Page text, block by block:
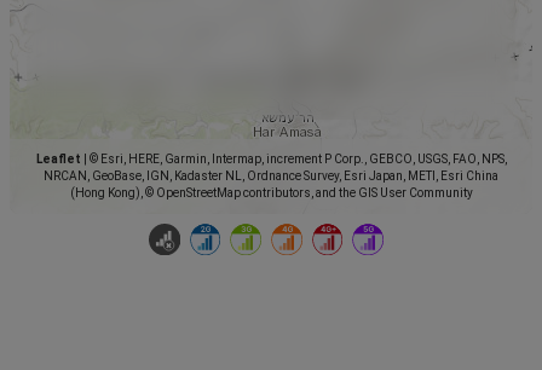
Leaflet
© Esri, HERE, Garmin, Intermap, increment P Corp., GEBCO, USGS, FAO, NPS,
NRCAN, GeoBase, IGN, Kadaster NL, Ordnance Survey, Esri Japan, METI, Esri China
(Hong Kong), © OpenStreetMap contributors, and the GIS User Community